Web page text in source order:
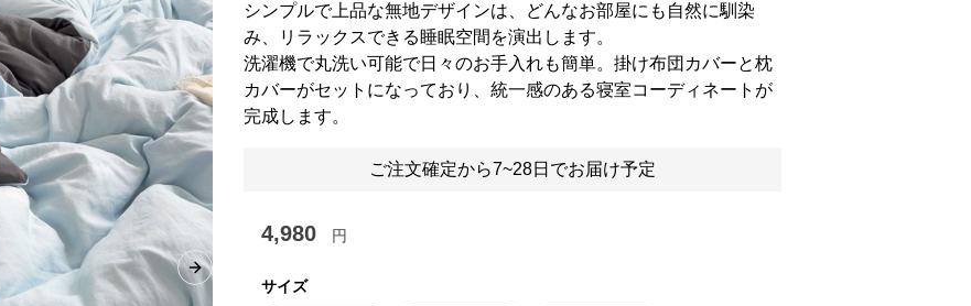
Next slide
シンプルで上品な無地デザインは、どんなお部屋にも自然に馴染
み、リラックスできる睡眠空間を演出します。
洗濯機で丸洗い可能で日々のお手入れも簡単。掛け布団カバーと枕
カバーがセットになっており、統一感のある寝室コーディネートが
完成します。
ご注文確定から7~28日でお届け予定
4,980 円
サイズ